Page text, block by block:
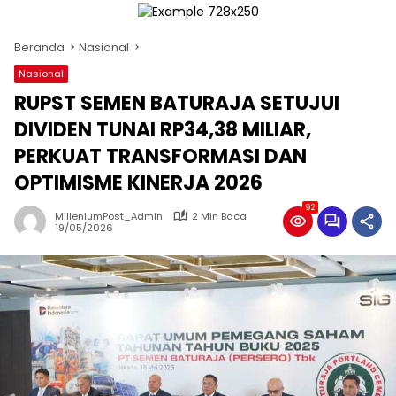
Beranda Nasional
Nasional
RUPST SEMEN BATURAJA SETUJUI
DIVIDEN TUNAI RP34,38 MILIAR,
PERKUAT TRANSFORMASI DAN
OPTIMISME KINERJA 2026
MilleniumPost_Admin
2 Min Baca
19/05/2026
92